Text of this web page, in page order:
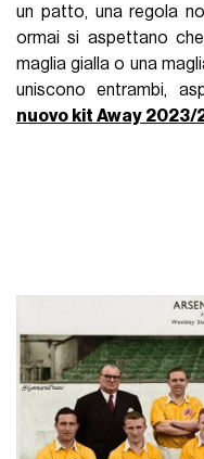
un patto, una regola
ormai si aspettano
maglia gialla o una
uniscono entrambi,
nuovo kit Away 2023/